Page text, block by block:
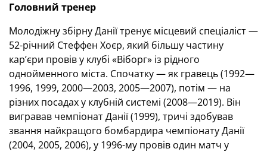
Головний тренер
Молодіжну збірну Данії тренує місцевий спеціаліст —
52-річний Стеффен Хоєр, який більшу частину
кар’єри провів у клубі «Віборг» із рідного
однойменного міста. Спочатку — як гравець (1992—
1996, 1999, 2000—2003, 2005—2007), потім — на
різних посадах у клубній системі (2008—2019). Він
вигравав чемпіонат Данії (1999), тричі здобував
звання найкращого бомбардира чемпіонату Данії
(2004, 2005, 2006), у 1996-му провів один матч у